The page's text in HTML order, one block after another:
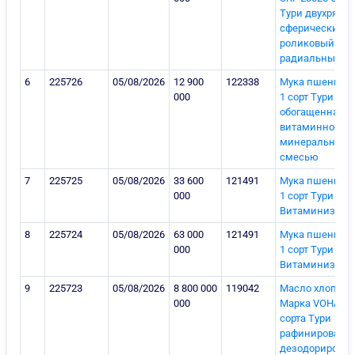
Тури
сферический
роликовый
радиальный
6
225726 05/08/2026
12 900
000
122338
Мука
1 сорт Тури
обогащенная
витаминно-
минеральной
смесью
7
225725 05/08/2026
33 600
000
121491
Мука
1 сорт Тури
8
225724 05/08/2026
63 000
000
121491
Мука
1 сорт Тури
9
225723 05/08/2026
8 800 000
000
119042
Масло
Марка VOHA
сорта Тури